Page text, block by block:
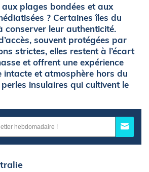
aux plages bondées et aux
? Certaines îles du
conserver leur authenticité.
souvent protégées par
strictes, elles restent à l’écart
et offrent une expérience
intacte et atmosphère hors du
insulaires qui cultivent le